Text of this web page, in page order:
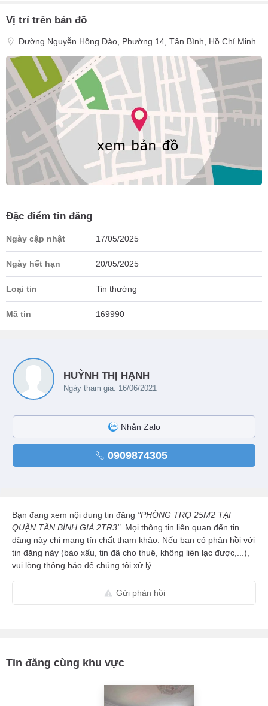
Vị trí trên bản đồ
Đường Nguyễn Hồng Đào, Phường 14, Tân Bình, Hồ Chí Minh
Đặc điểm tin đăng
Ngày cập nhật 17/05/2025
Ngày hết hạn 20/05/2025
Loại tin Tin thường
Mã tin 169990
HUỲNH THỊ HẠNH
Ngày tham gia: 16/06/2021
Nhắn Zalo
0909874305
Bạn đang xem nội dung tin đăng "PHÒNG TRỌ 25M2 TẠI
QUẬN TÂN BÌNH GIÁ 2TR3". Mọi thông tin liên quan đến tin
đăng này chỉ mang tín chất tham khảo. Nếu bạn có phản hồi với
tin đăng này (báo xấu, tin đã cho thuê, không liên lạc được,...),
vui lòng thông báo để chúng tôi xử lý.
Gửi phản hồi
Tin đăng cùng khu vực